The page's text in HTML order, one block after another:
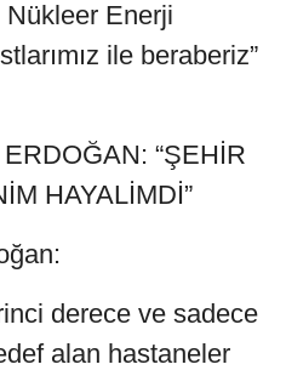
Nükleer Enerji
ile beraberiz”
“ŞEHİR
HAYALİMDİ”
derece ve sadece
alan hastaneler